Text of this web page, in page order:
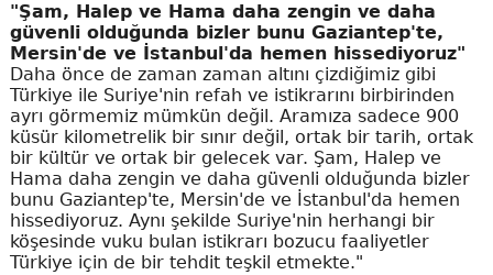
"Şam, Halep ve Hama daha zengin ve daha
güvenli olduğunda bizler bunu Gaziantep'te,
Mersin'de ve İstanbul'da hemen hissediyoruz"
Daha önce de zaman zaman altını çizdiğimiz gibi
Türkiye ile Suriye'nin refah ve istikrarını birbirinden
ayrı görmemiz mümkün değil. Aramıza sadece 900
küsür kilometrelik bir sınır değil, ortak bir tarih, ortak
bir kültür ve ortak bir gelecek var. Şam, Halep ve
Hama daha zengin ve daha güvenli olduğunda bizler
bunu Gaziantep'te, Mersin'de ve İstanbul'da hemen
hissediyoruz. Aynı şekilde Suriye'nin herhangi bir
köşesinde vuku bulan istikrarı bozucu faaliyetler
Türkiye için de bir tehdit teşkil etmekte."